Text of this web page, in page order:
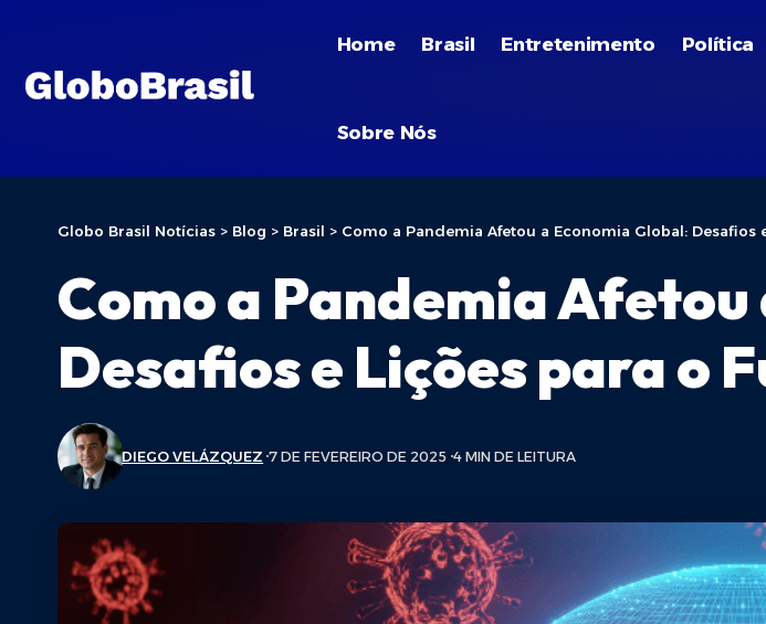
Home Brasil Entretenimento Política
Sobre Nós
Globo Brasil Notícias > Blog > Brasil > Como a Pandemia Afetou a Economia Global: Desafios
Como a Pandemia
Desafios e Lições para o
DIEGO VELÁZQUEZ 7 DE FEVEREIRO DE 2025 4 MIN DE LEITURA